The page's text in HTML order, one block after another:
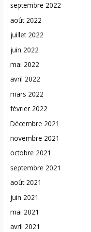
septembre 2022
août 2022
juillet 2022
juin 2022
mai 2022
avril 2022
mars 2022
février 2022
Décembre 2021
novembre 2021
octobre 2021
septembre 2021
août 2021
juin 2021
mai 2021
avril 2021